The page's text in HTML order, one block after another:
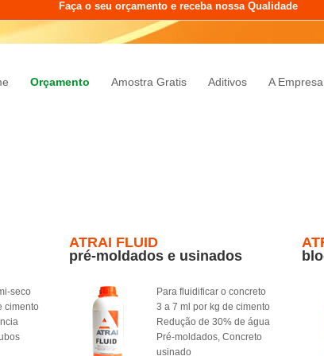
Faça o seu orçamento e receba nossa Qualidade
Orçamento Amostra Gratis Aditivos A Empresa
seco
cimento
ATRAI FLUID
pré-moldados e usinados
Para fluidificar o concreto
3 a 7 ml por kg de cimento
Redução de 30% de água
Pré-moldados, Concreto
usinado